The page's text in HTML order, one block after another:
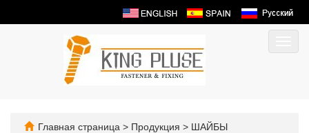
Главная страница > Продукция > ШАЙБЫ